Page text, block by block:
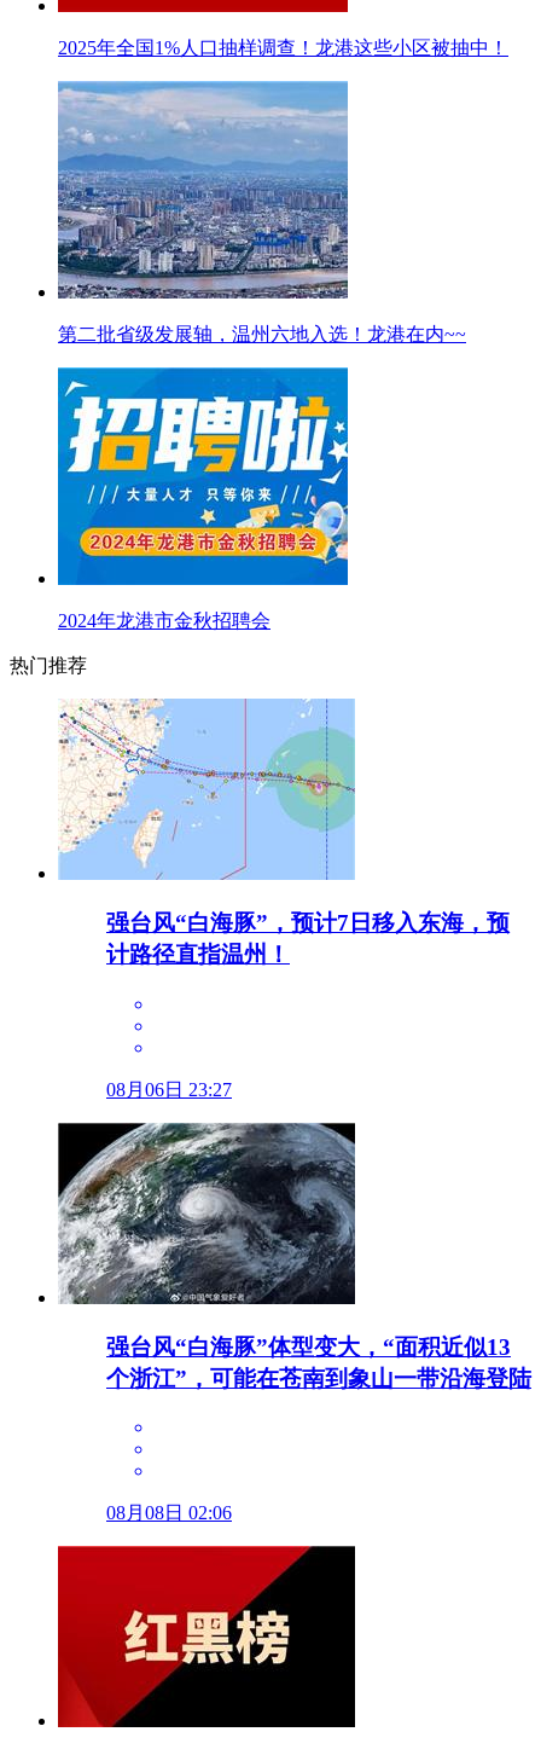
2025年全国1%人口抽样调查！龙港这些小区被抽中！
第二批省级发展轴，温州六地入选！龙港在内~~
2024年龙港市金秋招聘会
热门推荐
强台风“白海豚”，预计7日移入东海，预
计路径直指温州！
08月06日 23:27
强台风“白海豚”体型变大，“面积近似13
个浙江”，可能在苍南到象山一带沿海登陆
08月08日 02:06